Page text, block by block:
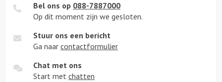
Bel ons op 088-7887000
Op dit moment zijn we gesloten.
Stuur ons een bericht
Ga naar contactformulier
Chat met ons
Start met chatten